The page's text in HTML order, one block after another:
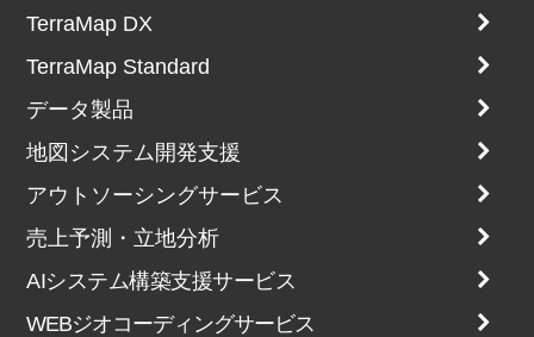
TerraMap DX
TerraMap Standard
データ製品
地図システム開発支援
アウトソーシングサービス
売上予測・立地分析
AIシステム構築支援サービス
WEBジオコーディングサービス